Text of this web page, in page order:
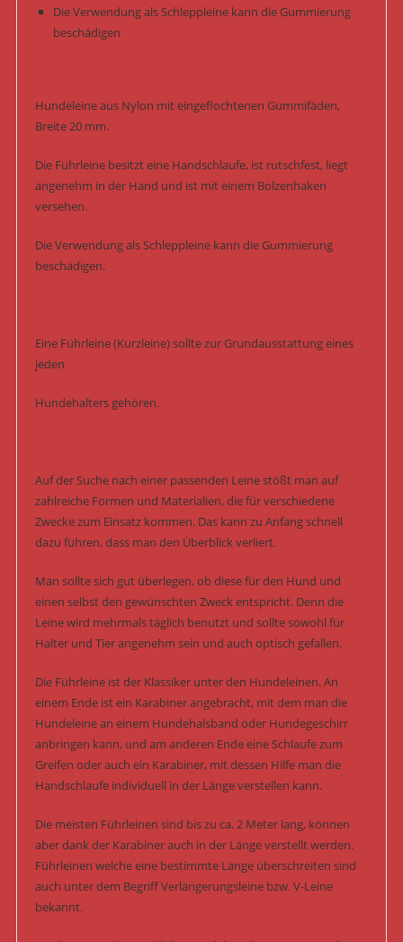
Die Verwendung als Schleppleine kann die Gummierung
beschädigen
Hundeleine aus Nylon mit eingeflochtenen Gummifäden,
Breite 20 mm.
Die Führleine besitzt eine Handschlaufe, ist rutschfest, liegt
angenehm in der Hand und ist mit einem Bolzenhaken
versehen.
Die Verwendung als Schleppleine kann die Gummierung
beschädigen.
Eine Führleine (Kurzleine) sollte zur Grundausstattung eines
jeden
Hundehalters gehören.
Auf der Suche nach einer passenden Leine stößt man auf
zahlreiche Formen und Materialien, die für verschiedene
Zwecke zum Einsatz kommen. Das kann zu Anfang schnell
dazu führen, dass man den Überblick verliert.
Man sollte sich gut überlegen, ob diese für den Hund und
einen selbst den gewünschten Zweck entspricht. Denn die
Leine wird mehrmals täglich benutzt und sollte sowohl für
Halter und Tier angenehm sein und auch optisch gefallen.
Die Führleine ist der Klassiker unter den Hundeleinen. An
einem Ende ist ein Karabiner angebracht, mit dem man die
Hundeleine an einem Hundehalsband oder Hundegeschirr
anbringen kann, und am anderen Ende eine Schlaufe zum
Greifen oder auch ein Karabiner, mit dessen Hilfe man die
Handschlaufe individuell in der Länge verstellen kann.
Die meisten Führleinen sind bis zu ca. 2 Meter lang, können
aber dank der Karabiner auch in der Länge verstellt werden.
Führleinen welche eine bestimmte Länge überschreiten sind
auch unter dem Begriff Verlängerungsleine bzw. V-Leine
bekannt.